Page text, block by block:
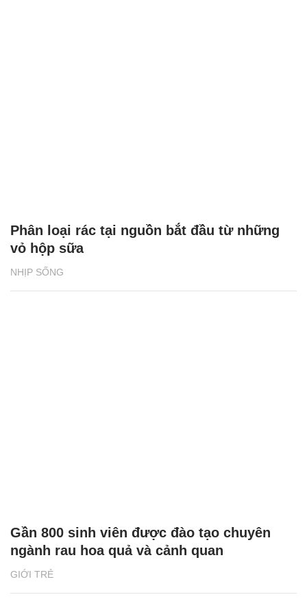
NHỊP SỐNG
Phân loại rác tại nguồn bắt đầu từ những
vỏ hộp sữa
GIỚI TRẺ
Gần 800 sinh viên được đào tạo chuyên
ngành rau hoa quả và cảnh quan